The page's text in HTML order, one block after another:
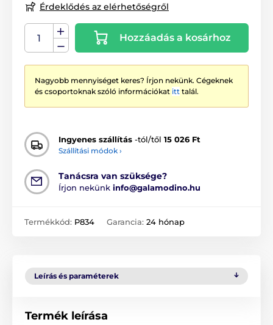
Érdeklődés az elérhetőségről
Hozzáadás a kosárhoz
Nagyobb mennyiséget keres? Írjon nekünk. Cégeknek
és csoportoknak szóló információkat itt talál.
Ingyenes szállítás -tól/től 15 026 Ft
Szállítási módok ›
Tanácsra van szüksége?
Írjon nekünk info@galamodino.hu
Termékkód: P834 Garancia: 24 hónap
Leírás és paraméterek
Termék leírása